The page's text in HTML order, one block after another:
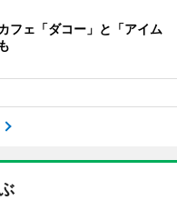
フェ「ダコー」と「アイム